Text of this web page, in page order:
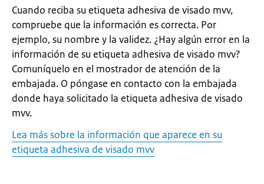
Cuando reciba su etiqueta adhesiva de visado mvv,
compruebe que la información es correcta. Por
ejemplo, su nombre y la validez. ¿Hay algún error en la
información de su etiqueta adhesiva de visado mvv?
Comuníquelo en el mostrador de atención de la
embajada. O póngase en contacto con la embajada
donde haya solicitado la etiqueta adhesiva de visado
mvv.
Lea más sobre la información que aparece en su
etiqueta adhesiva de visado mvv